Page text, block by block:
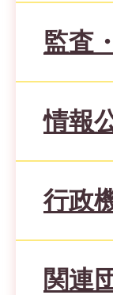
監査
情報
行政
関連